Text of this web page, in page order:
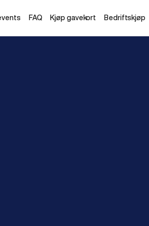
FAQ Kjøp gavekort Bedriftskjøp